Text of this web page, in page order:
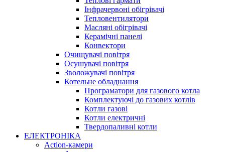
Інфрачервоні обігрівачі
Тепловентилятори
Масляні обігрівачі
Керамічні панелі
Конвектори
Очищувачі повітря
Осушувачі повітря
Зволожувачі повітря
Котельне обладнання
Програматори для газового котла
Комплектуючі до газових котлів
Котли газові
Котли електричні
Твердопаливні котли
ЕЛЕКТРОНІКА
Action-камери